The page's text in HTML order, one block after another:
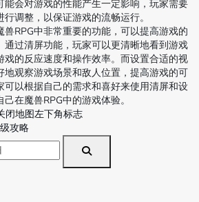
能会对游戏的性能产生一定影响，玩家需要
调整，以保证游戏的流畅运行。
RPG中非常重要的功能，可以提高游戏的
通过清屏功能，玩家可以更清晰地看到游戏
戏的反应速度和操作效率。而设置合适的视
地观察游戏场景和敌人位置，提高游戏的可
可以根据自己的需求和喜好来使用清屏和设
在魔兽RPG中的游戏体验。
闭地图左下角标志
攻略